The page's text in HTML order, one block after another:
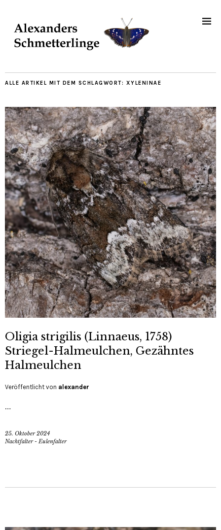
ALLE ARTIKEL MIT DEM SCHLAGWORT: XYLENINAE
Oligia strigilis (Linnaeus, 1758)
Striegel-Halmeulchen, Gezähntes
Halmeulchen
Veröffentlicht von alexander
…
25. Oktober 2024
Nachtfalter - Eulenfalter